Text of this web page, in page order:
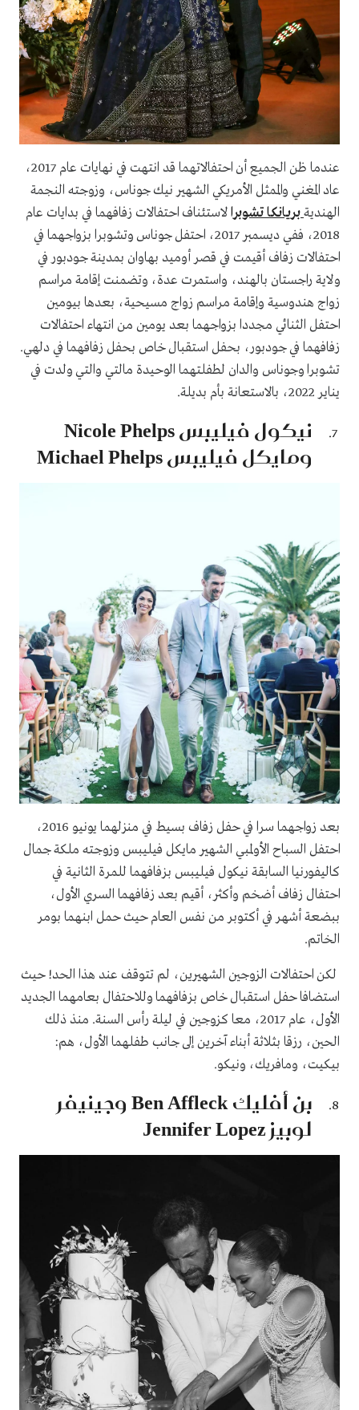
عندما ظن الجميع أن احتفالاتهما قد انتهت في نهايات عام 2017،
عاد المغني والممثل الأمريكي الشهير نيك جوناس، وزوجته النجمة
الهنديةبريانكا تشوبرالاستئناف احتفالات زفافهما في بدايات عام
2018، ففي ديسمبر 2017، احتفل جوناس وتشوبرا بزواجهما في
احتفالات زفاف أقيمت في قصر أوميد بهاوان بمدينة جودبور في
ولاية راجستان بالهند، واستمرت عدة، وتضمنت إقامة مراسم
زواج هندوسية وإقامة مراسم زواج مسيحية، بعدها بيومين
احتفل الثنائي مجددا بزواجهما بعد يومين من انتهاء احتفالات
زفافهما في جودبور، بحفل استقبال خاص بحفل زفافهما في دلهي.
تشوبرا وجوناس والدان لطفلتهما الوحيدة مالتي والتي ولدت في
يناير 2022، بالاستعانة بأم بديلة.
نيكول فيليبس Nicole Phelps
ومايكل فيليبس Michael Phelps
بعد زواجهما سرا في حفل زفاف بسيط في منزلهما يونيو 2016،
احتفل السباح الأولمبي الشهير مايكل فيليبس وزوجته ملكة جمال
كاليفورنيا السابقة نيكول فيليبس بزفافهما للمرة الثانية في
احتفال زفاف أضخم وأكثر، أقيم بعد زفافهما السري الأول،
ببضعة أشهر في أكتوبر من نفس العام حيث حمل ابنهما بومر
الخاتم.
لكن احتفالات الزوجين الشهيرين، لم تتوقف عند هذا الحد! حيث
استضافا حفل استقبال خاص بزفافهما وللاحتفال بعامهما الجديد
الأول، عام 2017، معا كزوجين في ليلة رأس السنة. منذ ذلك
الحين، رزقا بثلاثة أبناء آخرين إلى جانب طفلهما الأول، هم:
بيكيت، ومافريك، ونيكو.
بن أفليك Ben Affleck وجينيفر
لوبيز Jennifer Lopez